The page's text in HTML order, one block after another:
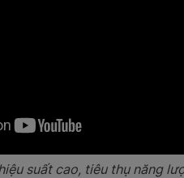
suất cao, tiêu thụ năng